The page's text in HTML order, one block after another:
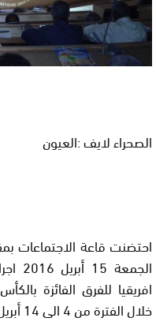
الصحراء لايف :العيون
احتضنت قاعة الاجتماعات
افريقيا للفرق الفائزة
خلال الفترة من 4 الى 14 أبريل 2016.